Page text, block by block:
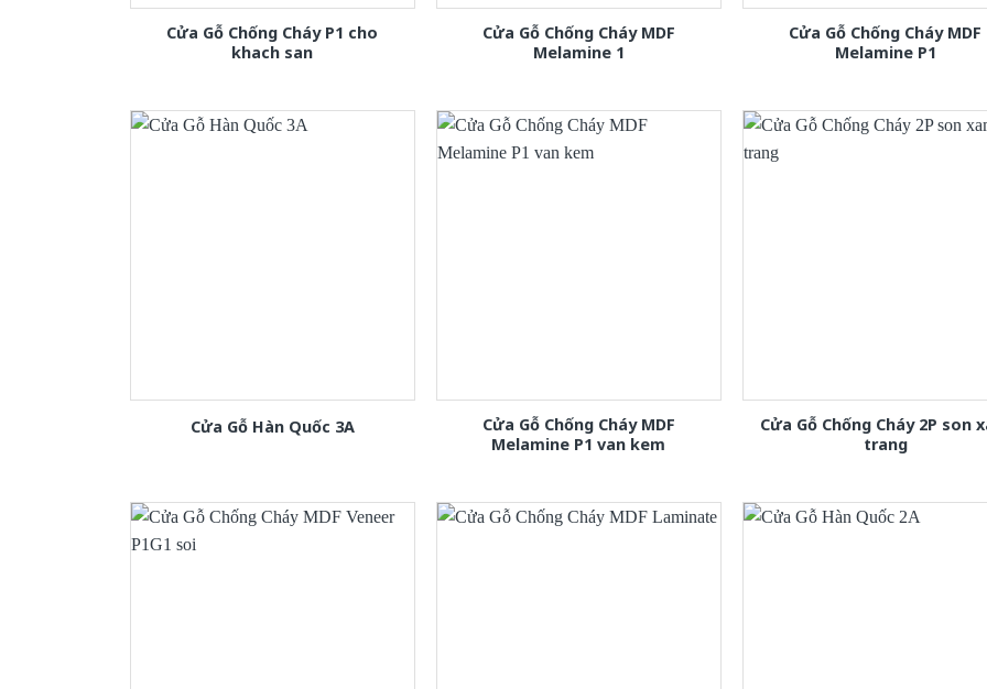
Cửa Gỗ Chống Cháy P1 cho
khach san
Cửa Gỗ Chống Cháy MDF
Melamine 1
Cửa Gỗ Chống Cháy MDF
Melamine P1
Cửa Gỗ Hàn Quốc 3A
Cửa Gỗ Chống Cháy MDF
Melamine P1 van kem
Cửa Gỗ Chống Cháy 2P son
trang